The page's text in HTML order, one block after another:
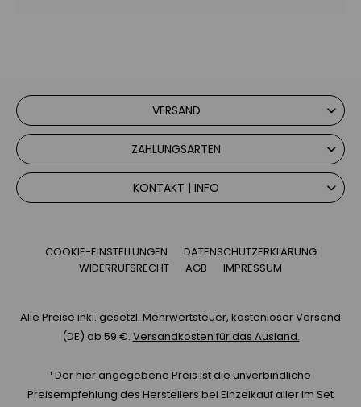
VERSAND
ZAHLUNGSARTEN
KONTAKT | INFO
COOKIE-EINSTELLUNGEN
DATENSCHUTZERKLÄRUNG
WIDERRUFSRECHT
AGB IMPRESSUM
Alle Preise inkl. gesetzl. Mehrwertsteuer, kostenloser Versand
(DE) ab 59 €. Versandkosten für das Ausland.
¹ Der hier angegebene Preis ist die unverbindliche
Preisempfehlung des Herstellers bei Einzelkauf aller im Set